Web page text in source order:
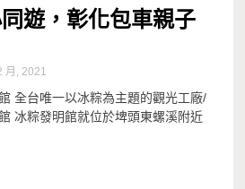
遊，彰化包車親子
月, 2021
全台唯一以冰粽為主題的觀光工廠/
冰粽發明館就位於埤頭東螺溪附近